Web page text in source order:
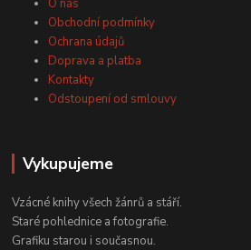
O nás
Obchodní podmínky
Ochrana údajů
Doprava a platba
Kontakty
Odstoupení od smlouvy
Vykupujeme
Vzácné knihy všech žánrů a stáří.
Staré pohlednice a fotografie.
Grafiku starou i současnou.